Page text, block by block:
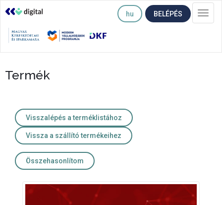
hu BELÉPÉS
Termék
Visszalépés a terméklistához
Vissza a szállító termékeihez
Összehasonlítom